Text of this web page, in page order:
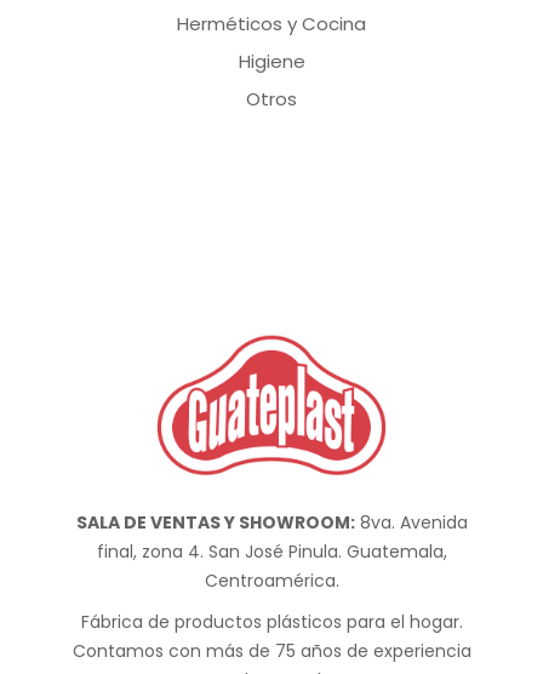
Herméticos y Cocina
Higiene
Otros
SALA DE VENTAS Y SHOWROOM:8va. Avenida
final, zona 4. San José Pinula. Guatemala,
Centroamérica.
Fábrica de productos plásticos para el hogar.
Contamos con más de 75 años de experiencia